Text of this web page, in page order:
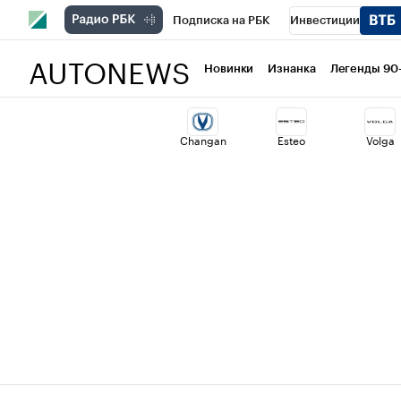
Подписка на РБК Инвестиции
Национальные проекты Город
Кредитные рейтинги Франшизы
AUTONEWS Новинки Изнанка Легенды
Changan Esteo Volga